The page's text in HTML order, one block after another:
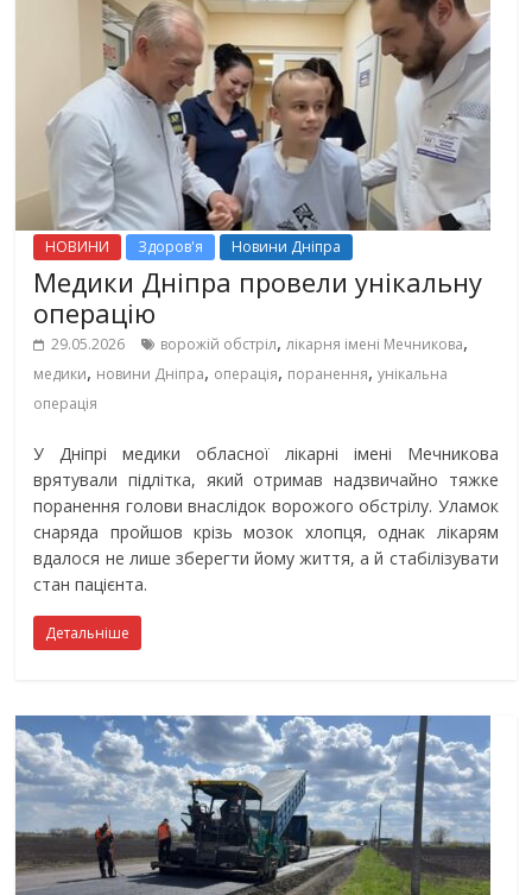
НОВИНИ Здоров'я Новини Дніпра
Медики Дніпра провели унікальну
операцію
29.05.2026 ворожій обстріл,лікарня імені Мечникова,
медики, новини Дніпра, операція, поранення,унікальна
операція
У Дніпрі медики обласної лікарні імені Мечникова
врятували підлітка, який отримав надзвичайно тяжке
поранення голови внаслідок ворожого обстрілу. Уламок
снаряда пройшов крізь мозок хлопця, однак лікарям
вдалося не лише зберегти йому життя, а й стабілізувати
стан пацієнта.
Детальніше